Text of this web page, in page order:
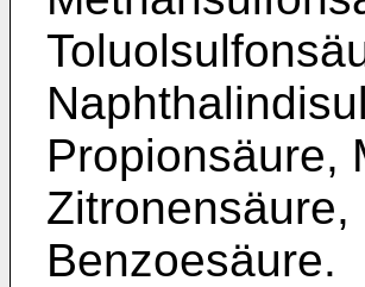
Propionsäure,
Benzoesäure.